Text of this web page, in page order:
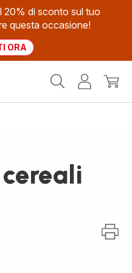
20% di sconto sul tuo
questa occasione!
ORA
Il